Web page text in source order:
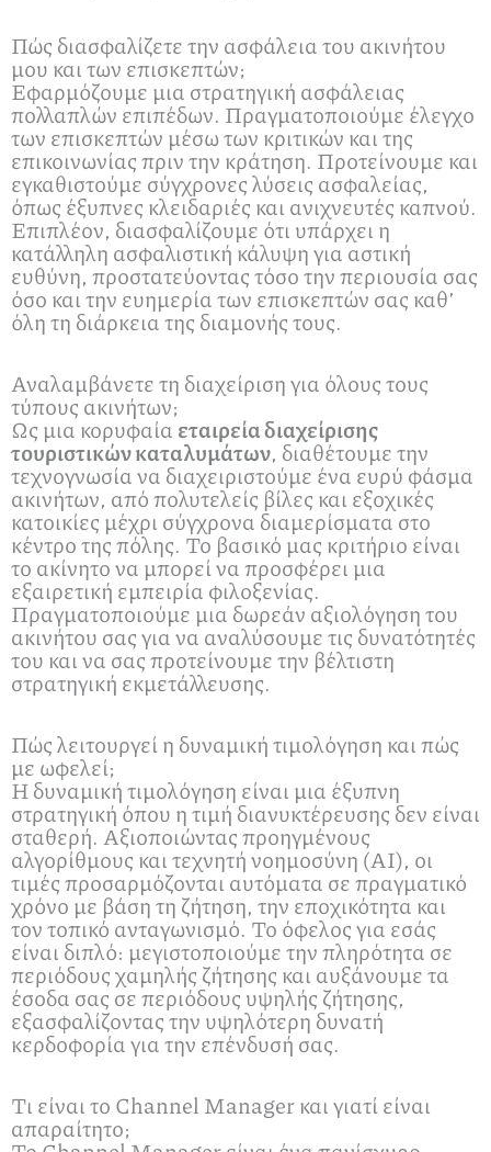
Πώς διασφαλίζετε την ασφάλεια του ακινήτου
μου και των επισκεπτών;
Εφαρμόζουμε μια στρατηγική ασφάλειας
πολλαπλών επιπέδων. Πραγματοποιούμε έλεγχο
των επισκεπτών μέσω των κριτικών και της
επικοινωνίας πριν την κράτηση. Προτείνουμε και
εγκαθιστούμε σύγχρονες λύσεις ασφαλείας,
όπως έξυπνες κλειδαριές και ανιχνευτές καπνού.
Επιπλέον, διασφαλίζουμε ότι υπάρχει η
κατάλληλη ασφαλιστική κάλυψη για αστική
ευθύνη, προστατεύοντας τόσο την περιουσία σας
όσο και την ευημερία των επισκεπτών σας καθ’
όλη τη διάρκεια της διαμονής τους.
Αναλαμβάνετε τη διαχείριση για όλους τους
τύπους ακινήτων;
Ως μια κορυφαία εταιρεία διαχείρισης
τουριστικών καταλυμάτων, διαθέτουμε την
τεχνογνωσία να διαχειριστούμε ένα ευρύ φάσμα
ακινήτων, από πολυτελείς βίλες και εξοχικές
κατοικίες μέχρι σύγχρονα διαμερίσματα στο
κέντρο της πόλης. Το βασικό μας κριτήριο είναι
το ακίνητο να μπορεί να προσφέρει μια
εξαιρετική εμπειρία φιλοξενίας.
Πραγματοποιούμε μια δωρεάν αξιολόγηση του
ακινήτου σας για να αναλύσουμε τις δυνατότητές
του και να σας προτείνουμε την βέλτιστη
στρατηγική εκμετάλλευσης.
Πώς λειτουργεί η δυναμική τιμολόγηση και πώς
με ωφελεί;
Η δυναμική τιμολόγηση είναι μια έξυπνη
στρατηγική όπου η τιμή διανυκτέρευσης δεν είναι
σταθερή. Αξιοποιώντας προηγμένους
αλγορίθμους και τεχνητή νοημοσύνη (AI), οι
τιμές προσαρμόζονται αυτόματα σε πραγματικό
χρόνο με βάση τη ζήτηση, την εποχικότητα και
τον τοπικό ανταγωνισμό. Το όφελος για εσάς
είναι διπλό: μεγιστοποιούμε την πληρότητα σε
περιόδους χαμηλής ζήτησης και αυξάνουμε τα
έσοδα σας σε περιόδους υψηλής ζήτησης,
εξασφαλίζοντας την υψηλότερη δυνατή
κερδοφορία για την επένδυσή σας.
Τι είναι το Channel Manager και γιατί είναι
απαραίτητο;